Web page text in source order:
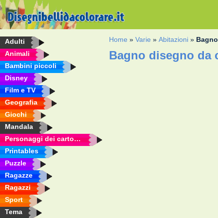
Adulti
Animali
Bambini piccoli
Disney
Film e TV
Geografia
Giochi
Mandala
Personaggi dei cartoni animati
Printables
Puzzle
Ragazze
Ragazzi
Sport
Tema
Home »Varie »Abitazioni » Bagno
Bagno disegno da